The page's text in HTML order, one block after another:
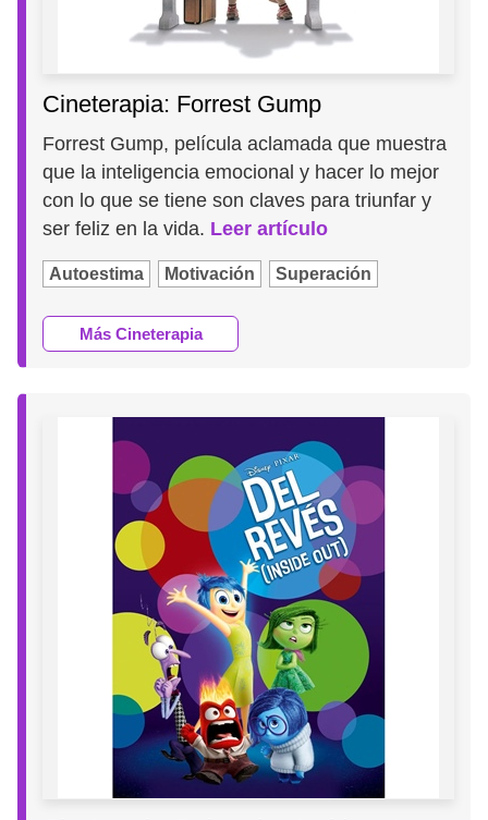
Cineterapia: Forrest Gump
Forrest Gump, película aclamada que muestra
que la inteligencia emocional y hacer lo mejor
con lo que se tiene son claves para triunfar y
ser feliz en la vida. Leer artículo
Autoestima Motivación Superación
Más Cineterapia